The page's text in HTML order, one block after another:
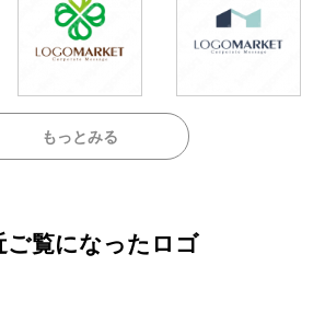
もっとみる
ご覧になったロゴ